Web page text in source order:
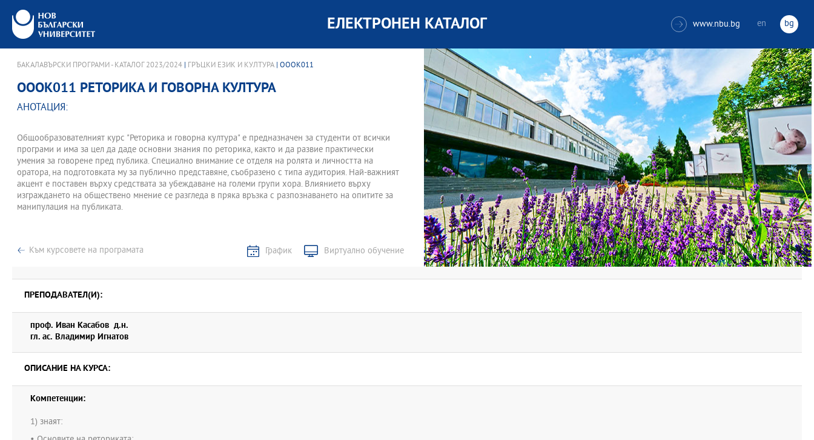
ЕЛЕКТРОНЕН КАТАЛОГ  www.nbu.bg en bg
БАКАЛАВЪРСКИ ПРОГРАМИ - КАТАЛОГ 2023/2024 ГРЪЦКИ ЕЗИК И КУЛТУРА | OOOK011
OOOK011 РЕТОРИКА И ГОВОРНА КУЛТУРА
АНОТАЦИЯ:
Общообразователният курс "Реторика и говорна култура" е предназначен за студенти от всички
програми и има за цел да даде основни знания по реторика, както и да развие практически
умения за говорене пред публика. Специално внимание се отделя на ролята и личността на
оратора, на подготовката му за публично представяне, съобразено с типа аудитория. Най-важният
акцент е поставен върху средствата за убеждаване на големи групи хора. Влиянието върху
изграждането на обществено мнение се разгледа в пряка връзка с разпознаването на опитите за
манипулация на публиката.
Към курсовете на програмата График Виртуално обучение
ПРЕПОДАВАТЕЛ(И):
проф. Иван Касабов д.н.
гл. ас. Владимир Игнатов
ОПИСАНИЕ НА КУРСА:
Компетенции:
1) знаят: